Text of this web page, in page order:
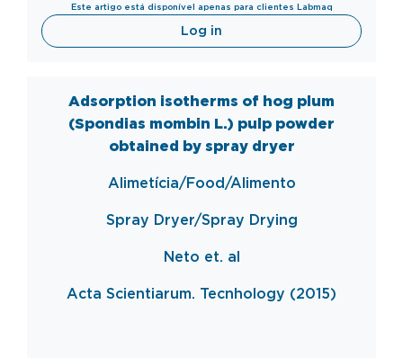
Este artigo está disponível apenas para clientes Labmaq
Log in
Adsorption isotherms of hog plum
(Spondias mombin L.) pulp powder
obtained by spray dryer
Alimetícia/Food/Alimento
Spray Dryer/Spray Drying
Neto et. al
Acta Scientiarum. Tecnhology (2015)